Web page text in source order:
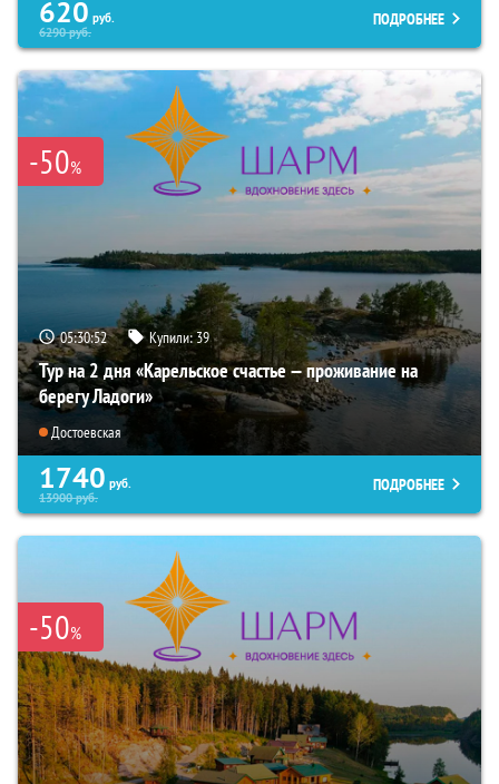
620 руб.
6290руб.
ПОДРОБНЕЕ
-50%
05:30:50 Купили:39
Тур на 2 дня «Карельское счастье — проживание на
берегу Ладоги»
Достоевская
1740 руб.
13900руб.
ПОДРОБНЕЕ
-50%